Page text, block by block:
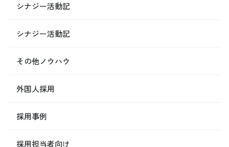
シナジー活動記
シナジー活動記
その他ノウハウ
外国人採用
採用事例
採用担当者向け